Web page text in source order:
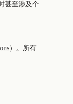
甚至涉及个